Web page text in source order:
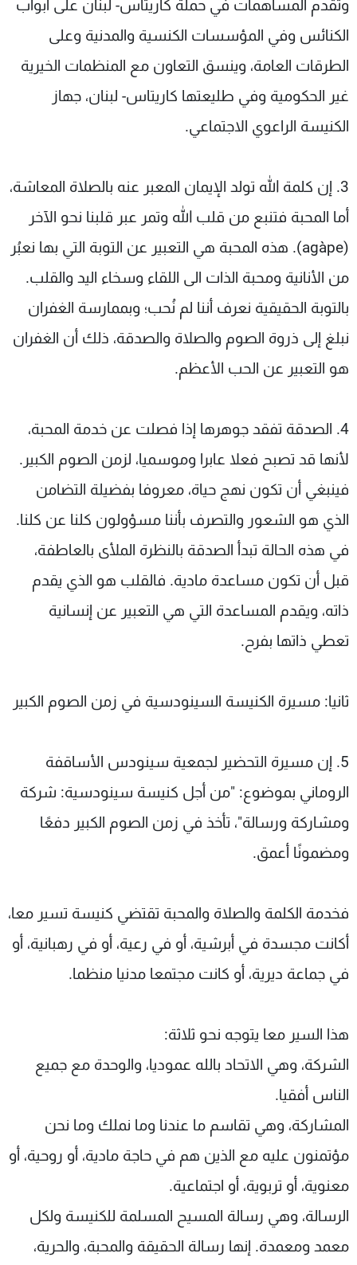
وتقدم المساهمات في حملة كاريتاس- لبنان على أبواب
الكنائس وفي المؤسسات الكنسية والمدنية وعلى
الطرقات العامة، وينسق التعاون مع المنظمات الخيرية
غير الحكومية وفي طليعتها كاريتاس- لبنان، جهاز
الكنيسة الراعوي الاجتماعي.
3. إن كلمة الله تولد الإيمان المعبر عنه بالصلاة المعاشة،
أما المحبة فتنبع من قلب الله وتمر عبر قلبنا نحو الآخر
(agàpe). هذه المحبة هي التعبير عن التوبة التي بها نعبُر
من الأنانية ومحبة الذات الى اللقاء وسخاء اليد والقلب.
بالتوبة الحقيقية نعرف أننا لم نُحب؛ وبممارسة الغفران
نبلغ إلى ذروة الصوم والصلاة والصدقة، ذلك أن الغفران
هو التعبير عن الحب الأعظم.
4. الصدقة تفقد جوهرها إذا فصلت عن خدمة المحبة،
لأنها قد تصبح فعلا عابرا وموسميا، لزمن الصوم الكبير.
فينبغي أن تكون نهج حياة، معروفا بفضيلة التضامن
الذي هو الشعور والتصرف بأننا مسؤولون كلنا عن كلنا.
في هذه الحالة تبدأ الصدقة بالنظرة الملأى بالعاطفة،
قبل أن تكون مساعدة مادية. فالقلب هو الذي يقدم
ذاته، ويقدم المساعدة التي هي التعبير عن إنسانية
تعطي ذاتها بفرح.
ثانيا: مسيرة الكنيسة السينودسية في زمن الصوم الكبير
5. إن مسيرة التحضير لجمعية سينودس الأساقفة
الروماني بموضوع: "من أجل كنيسة سينودسية: شركة
ومشاركة ورسالة"، تأخذ في زمن الصوم الكبير دفعًا
ومضمونًا أعمق.
فخدمة الكلمة والصلاة والمحبة تقتضي كنيسة تسير معا،
أكانت مجسدة في أبرشية، أو في رعية، أو في رهبانية، أو
في جماعة ديرية، أو كانت مجتمعا مدنيا منظما.
هذا السير معا يتوجه نحو ثلاثة:
الشركة، وهي الاتحاد بالله عموديا، والوحدة مع جميع
الناس أفقيا.
المشاركة، وهي تقاسم ما عندنا وما نملك وما نحن
مؤتمنون عليه مع الذين هم في حاجة مادية، أو روحية، أو
معنوية، أو تربوية، أو اجتماعية.
الرسالة، وهي رسالة المسيح المسلمة للكنيسة ولكل
معمد ومعمدة. إنها رسالة الحقيقة والمحبة، والحرية،